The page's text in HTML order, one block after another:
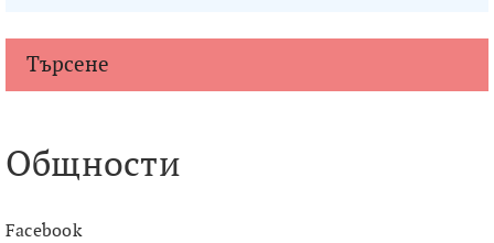
Търсене
Общности
Facebook